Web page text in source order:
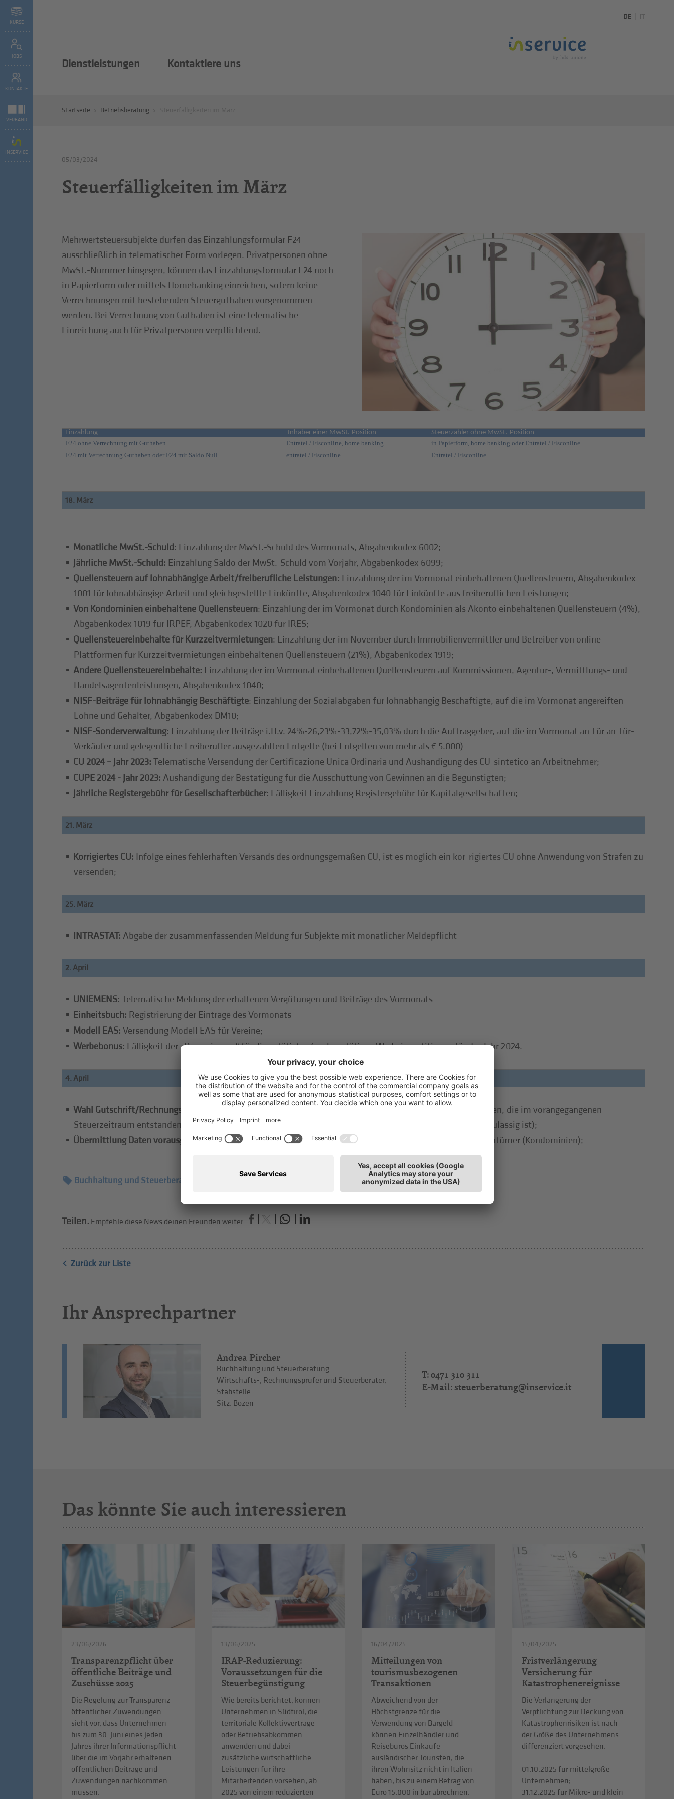
KURSE
JOBS
KONTAKTE
VERBAND
INSERVICE
DE IT
Dienstleistungen Kontaktiere uns
Startseite Betriebsberatung
05/03/2024
Steuerfälligkeiten im März
Mehrwertsteuersubjekte dürfen das Einzahlungsformular F24
ausschließlich in telematischer Form vorlegen. Privatpersonen ohne
MwSt.-Nummer hingegen, können das Einzahlungsformular F24 noch
in Papierform oder mittels Homebanking einreichen, sofern keine
Verrechnungen mit bestehenden Steuerguthaben vorgenommen
werden. Bei Verrechnung von Guthaben ist eine telematische
Einreichung auch für Privatpersonen verpflichtend.
Einzahlung Inhaber einer MwSt.-Position
Steuerzahler ohne MwSt.-Position
F24 ohne Verrechnung mit Guthaben
Entratel / Fisconline, home banking
in Papierform, home banking oder Entratel / Fisconline
F24 mit Verrechnung Guthaben oder F24 mit Saldo Null
entratel / Fisconline Entratel / Fisconline
18. März
Monatliche MwSt.-Schuld: Einzahlung der MwSt.-Schuld des Vormonats, Abgabenkodex 6002;
Jährliche MwSt.-Schuld: Einzahlung Saldo der MwSt.-Schuld vom Vorjahr, Abgabenkodex 6099;
Quellensteuern auf lohnabhängige Arbeit/freiberufliche Leistungen: Einzahlung der im Vormonat einbehaltenen Quellensteuern, Abgabenkodex
1001 für lohnabhängige Arbeit und gleichgestellte Einkünfte, Abgabenkodex 1040 für Einkünfte aus freiberuflichen Leistungen;
Von Kondominien einbehaltene Quellensteuern: Einzahlung der im Vormonat durch Kondominien als Akonto einbehaltenen Quellensteuern (4%),
Abgabenkodex 1019 für IRPEF, Abgabenkodex 1020 für IRES;
Quellensteuereinbehalte für Kurzzeitvermietungen: Einzahlung der im November durch Immobilienvermittler und Betreiber von online
Plattformen für Kurzzeitvermietungen einbehaltenen Quellensteuern (21%), Abgabenkodex 1919;
Andere Quellensteuereinbehalte: Einzahlung der im Vormonat einbehaltenen Quellensteuern auf Kommissionen, Agentur-, Vermittlungs- und
Handelsagentenleistungen, Abgabenkodex 1040;
NISF-Beiträge für lohnabhängig Beschäftigte: Einzahlung der Sozialabgaben für lohnabhängig Beschäftigte, auf die im Vormonat angereiften
Löhne und Gehälter, Abgabenkodex DM10;
NISF-Sonderverwaltung: Einzahlung der Beiträge i.H.v. 24%-26,23%-33,72%-35,03% durch die Auftraggeber, auf die im Vormonat an Tür an Tür-
Verkäufer und gelegentliche Freiberufler ausgezahlten Entgelte (bei Entgelten von mehr als € 5.000)
CU 2024 – Jahr 2023: Telematische Versendung der Certificazione Unica Ordinaria und Aushändigung des CU-sintetico an Arbeitnehmer;
CUPE 2024 - Jahr 2023: Aushändigung der Bestätigung für die Ausschüttung von Gewinnen an die Begünstigten;
Jährliche Registergebühr für Gesellschafterbücher: Fälligkeit Einzahlung Registergebühr für Kapitalgesellschaften;
21. März
Korrigiertes CU: Infolge eines fehlerhaften Versands des ordnungsgemäßen CU, ist es möglich ein kor-rigiertes CU ohne Anwendung von Strafen zu
versenden;
25. März
INTRASTAT: Abgabe der zusammenfassenden Meldung für Subjekte mit monatlicher Meldepflicht
2. April
UNIEMENS: Telematische Meldung der erhaltenen Vergütungen und Beiträge des Vormonats
Einheitsbuch: Registrierung der Einträge des Vormonats
Modell EAS: Versendung Modell EAS für Vereine;
Werbebonus: Fälligkeit der „Reservierung“ für die getätigten/noch zu tätigen Werbeinvestitionen für das Jahr 2024.
4. April
Wahl Gutschrift/Rechnungsabzug:
Übermittlung der Mitteilung zur Gutschrift/Rechnungsabzug für Ausgaben, die im vorangegangenen
Steuerzeitraum entstanden sind (Abzug und Interventionen, für die die Wahl Gutschrift/Rechnungsabzug zulässig ist);
Übermittlung Daten vorausgefülltes Modell 730: Frist für die Übermittlung der Daten für die Wohnungseigentümer (Kondominien);
Buchhaltung und Steuerberatung
Teilen. Empfehle diese News deinen Freunden weiter.
Zurück zur Liste
Ihr Ansprechpartner
Andrea Pircher
Buchhaltung und Steuerberatung
Wirtschafts-, Rechnungsprüfer und Steuerberater,
Stabstelle
Sitz: Bozen
T: 0471 310 311
E-Mail: steuerberatung@inservice.it
Das könnte Sie auch interessieren
23/06/2026
Transparenzpflicht über
öffentliche Beiträge und
Zuschüsse 2025
Die Regelung zur Transparenz
öffentlicher Zuwendungen
sieht vor, dass Unternehmen
bis zum 30. Juni eines jeden
Jahres ihrer Informationspflicht
über die im Vorjahr erhaltenen
öffentlichen Beiträge und
Zuwendungen nachkommen
müssen.
13/06/2025
IRAP-Reduzierung:
Voraussetzungen für die
Steuerbegünstigung
Wie bereits berichtet, können
Unternehmen in Südtirol, die
territoriale Kollektivverträge
oder Betriebsabkommen
anwenden und dabei
zusätzliche wirtschaftliche
Leistungen für ihre
Mitarbeitenden vorsehen, ab
2025 von einem reduzierten
16/04/2025
Mitteilungen von
tourismusbezogenen
Transaktionen
Abweichend von der
Höchstgrenze für die
Verwendung von Bargeld
können Einzelhändler und
Reisebüros Einkäufe
ausländischer Touristen, die
ihren Wohnsitz nicht in Italien
haben, bis zu einem Betrag von
Euro 15.000 in bar abrechnen.
15/04/2025
Fristverlängerung
Versicherung für
Katastrophenereignisse
Die Verlängerung der
Verpflichtung zur Deckung von
Katastrophenrisiken ist nach
der Größe des Unternehmens
differenziert vorgesehen:
01.10.2025 für mittelgroße
Unternehmen;
31.12.2025 für Mikro- und klein